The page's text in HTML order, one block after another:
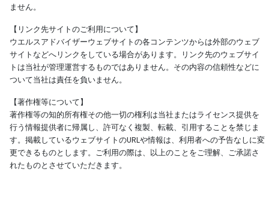
ません。
【リンク先サイトのご利用について】
ウエルスアドバイザーウェブサイトの各コンテンツからは外部のウェブ
サイトなどへリンクをしている場合があります。リンク先のウェブサイ
トは当社が管理運営するものではありません。その内容の信頼性などに
ついて当社は責任を負いません。
【著作権等について】
著作権等の知的所有権その他一切の権利は当社またはライセンス提供を
行う情報提供者に帰属し、許可なく複製、転載、引用することを禁じま
す。掲載しているウェブサイトのURLや情報は、利用者への予告なしに変
更できるものとします。ご利用の際は、以上のことをご理解、ご承諾さ
れたものとさせていただきます。